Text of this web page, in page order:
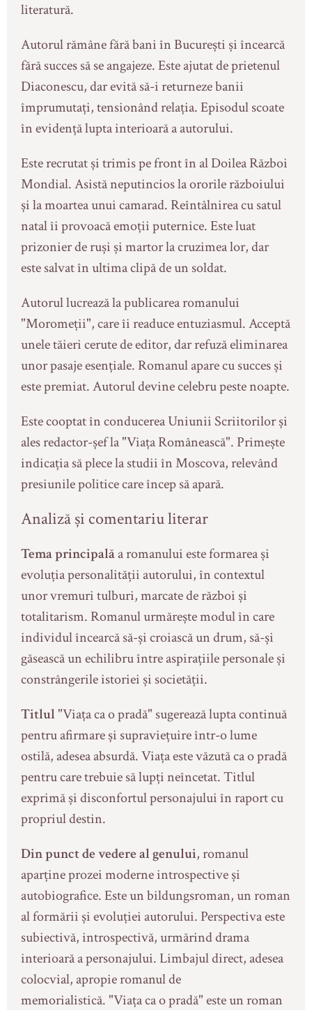
literatură.
Autorul rămâne fără bani în București și încearcă
fără succes să se angajeze. Este ajutat de prietenul
Diaconescu, dar evită să-i returneze banii
împrumutați, tensionând relația. Episodul scoate
în evidență lupta interioară a autorului.
Este recrutat și trimis pe front în al Doilea Război
Mondial. Asistă neputincios la ororile războiului
și la moartea unui camarad. Reîntâlnirea cu satul
natal îi provoacă emoții puternice. Este luat
prizonier de ruși și martor la cruzimea lor, dar
este salvat în ultima clipă de un soldat.
Autorul lucrează la publicarea romanului
"Moromeții", care îi readuce entuziasmul. Acceptă
unele tăieri cerute de editor, dar refuză eliminarea
unor pasaje esențiale. Romanul apare cu succes și
este premiat. Autorul devine celebru peste noapte.
Este cooptat în conducerea Uniunii Scriitorilor și
ales redactor-șef la "Viața Românească". Primește
indicația să plece la studii în Moscova, relevând
presiunile politice care încep să apară.
Analiză și comentariu literar
Tema principalăa romanului este formarea și
evoluția personalității autorului, în contextul
unor vremuri tulburi, marcate de război și
totalitarism. Romanul urmărește modul în care
individul încearcă să-şi croiască un drum, să-şi
găsească un echilibru între aspirațiile personale şi
constrângerile istoriei și societății.
Titlul "Viața ca o pradă" sugerează lupta continuă
pentru afirmare şi supravieţuire într-o lume
ostilă, adesea absurdă. Viața este văzută ca o pradă
pentru care trebuie să lupți neîncetat. Titlul
exprimă și disconfortul personajului în raport cu
propriul destin.
Din punct de vedere al genului, romanul
aparține prozei moderne introspective și
autobiografice. Este un bildungsroman, un roman
al formării și evoluției autorului. Perspectiva este
subiectivă, introspectivă, urmărind drama
interioară a personajului. Limbajul direct, adesea
colocvial, apropie romanul de
memorialistică. "Viața ca o pradă" este un roman